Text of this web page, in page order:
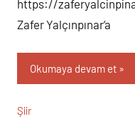
https://
Zafer Yalçınpınar‘a
Okumaya devam et
Şiir